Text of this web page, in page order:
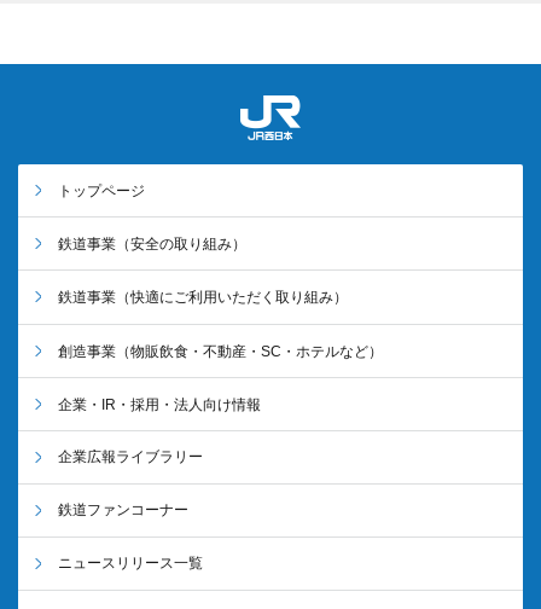
トップページ
鉄道事業 （安全の取り組み）
鉄道事業 （快適にご利用いただく取り組み）
創造事業 （物販飲食・不動産・SC・ホテルなど）
企業・IR・採用・法人向け情報
企業広報ライブラリー
鉄道ファンコーナー
ニュースリリース一覧